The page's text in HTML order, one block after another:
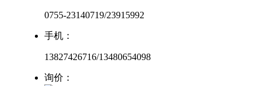
0755-23140719/23915992
手机：
13827426716/13480654098
询价：